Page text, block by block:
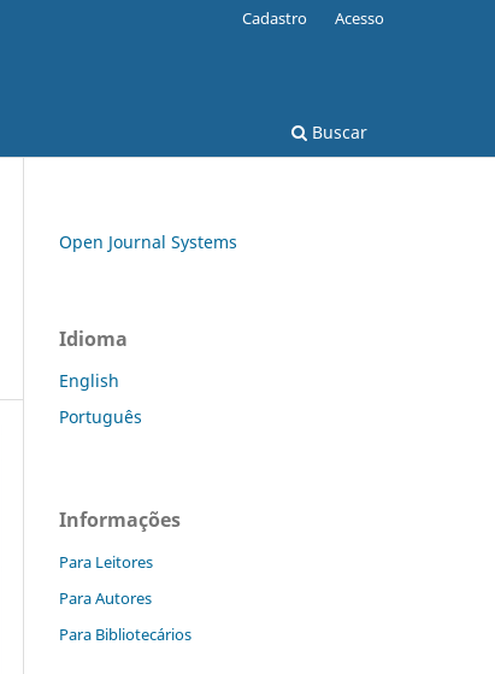
Buscar
Cadastro Acesso
Open Journal Systems
Idioma
English
Português
Informações
Para Leitores
Para Autores
Para Bibliotecários